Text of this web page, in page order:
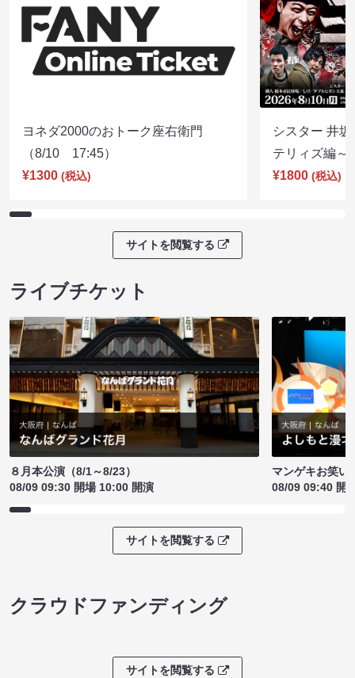
ヨネダ2000のおトーク座右衛門
（8/10 17:45）
¥1300 (税込)
シスター 井
テリィズ編
¥1800 (税込)
サイトを閲覧する
ライブチケット
８月本公演（8/1～8/23）
08/09 09:30 開場 10:00 開演
マンゲキお笑い
08/09 09:40 開
サイトを閲覧する
クラウドファンディング
サイトを閲覧する